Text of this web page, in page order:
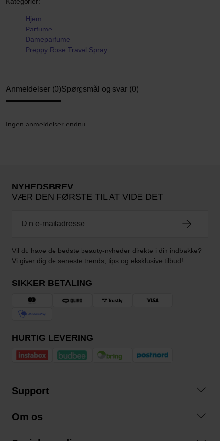
Hjem
Parfume
Dameparfume
Preppy Rose Travel Spray
Anmeldelser (0)Spørgsmål og svar (0)
Ingen anmeldelser endnu
NYHEDSBREV
VÆR DEN FØRSTE TIL AT VIDE DET
Vil du have de bedste beauty-nyheder direkte i din indbakke?
Vi giver dig de seneste trends, tips og eksklusive tilbud!
SIKKER BETALING
HURTIG LEVERING
Support
Betingelser
Om os